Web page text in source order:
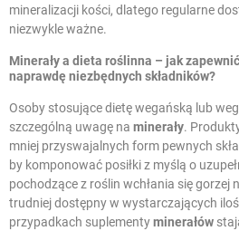
mineralizacji kości, dlatego regularne
niezwykle ważne.
Minerały a dieta roślinna – jak
naprawdę niezbędnych składników?
Osoby stosujące dietę wegańską lub
szczególną uwagę na minerały.
mniej przyswajalnych form pewnych
by komponować posiłki z myślą o
pochodzące z roślin wchłania się gorzej
trudniej dostępny w wystarczających
przypadkach suplementyminerałów